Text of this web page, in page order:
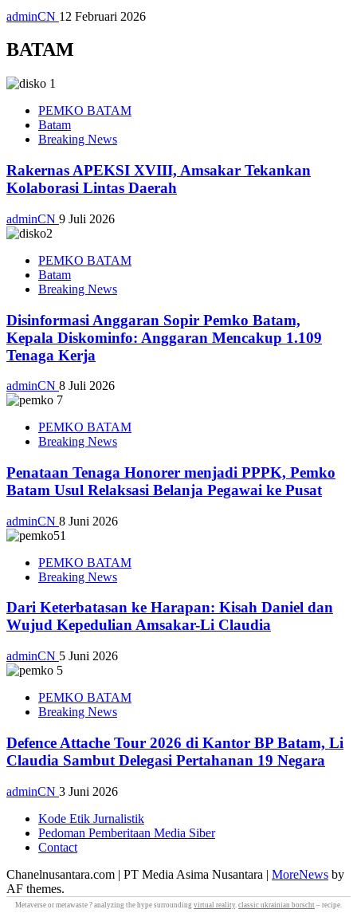
adminCN 12 Februari 2026
BATAM
PEMKO BATAM
Batam
Breaking News
Rakernas APEKSI XVIII, Amsakar Tekankan
Kolaborasi Lintas Daerah
adminCN 9 Juli 2026
PEMKO BATAM
Batam
Breaking News
Disinformasi Anggaran Sopir Pemko Batam,
Kepala Diskominfo: Anggaran Mencakup 1.109
Tenaga Kerja
adminCN 8 Juli 2026
PEMKO BATAM
Breaking News
Penataan Tenaga Honorer menjadi PPPK, Pemko
Batam Usul Relaksasi Belanja Pegawai ke Pusat
adminCN 8 Juni 2026
PEMKO BATAM
Breaking News
Dari Keterbatasan ke Harapan: Kisah Daniel dan
Wujud Kepedulian Amsakar-Li Claudia
adminCN 5 Juni 2026
PEMKO BATAM
Breaking News
Defence Attache Tour 2026 di Kantor BP Batam, Li
Claudia Sambut Delegasi Pertahanan 19 Negara
adminCN 3 Juni 2026
Kode Etik Jurnalistik
Pedoman Pemberitaan Media Siber
Contact
Chanelnusantara.com | PT Media Asima Nusantara | MoreNews by
AF themes.
Metaverse or metawaste ? analyzing the hype surrounding virtual reality. classic ukrainian borscht – recipe.